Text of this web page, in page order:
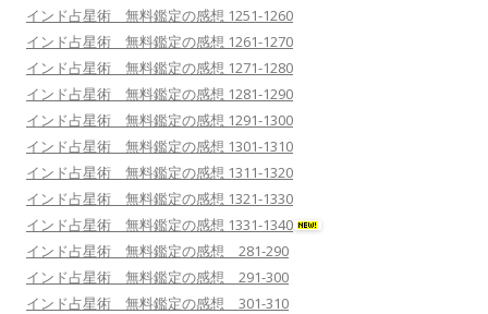
インド占星術 無料鑑定の感想 1251-1260
インド占星術 無料鑑定の感想 1261-1270
インド占星術 無料鑑定の感想 1271-1280
インド占星術 無料鑑定の感想 1281-1290
インド占星術 無料鑑定の感想 1291-1300
インド占星術 無料鑑定の感想 1301-1310
インド占星術 無料鑑定の感想 1311-1320
インド占星術 無料鑑定の感想 1321-1330
インド占星術 無料鑑定の感想 1331-1340
インド占星術 無料鑑定の感想 281-290
インド占星術 無料鑑定の感想 291-300
インド占星術 無料鑑定の感想 301-310